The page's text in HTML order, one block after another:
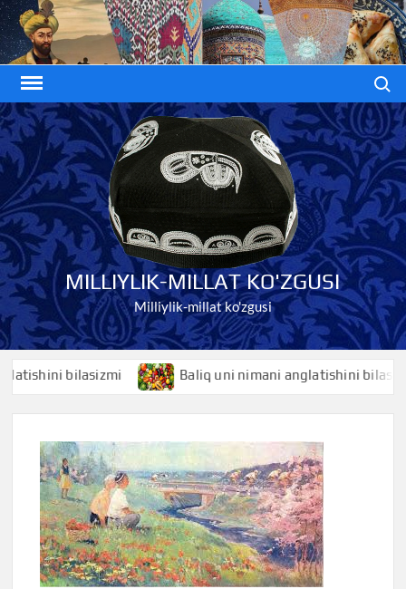
Skip
to
content
MILLIYLIK-MILLAT KO'ZGUSI
Milliylik-millat ko'zgusi
bilasizmi Baliq uni nimani anglatishini bilasizmi